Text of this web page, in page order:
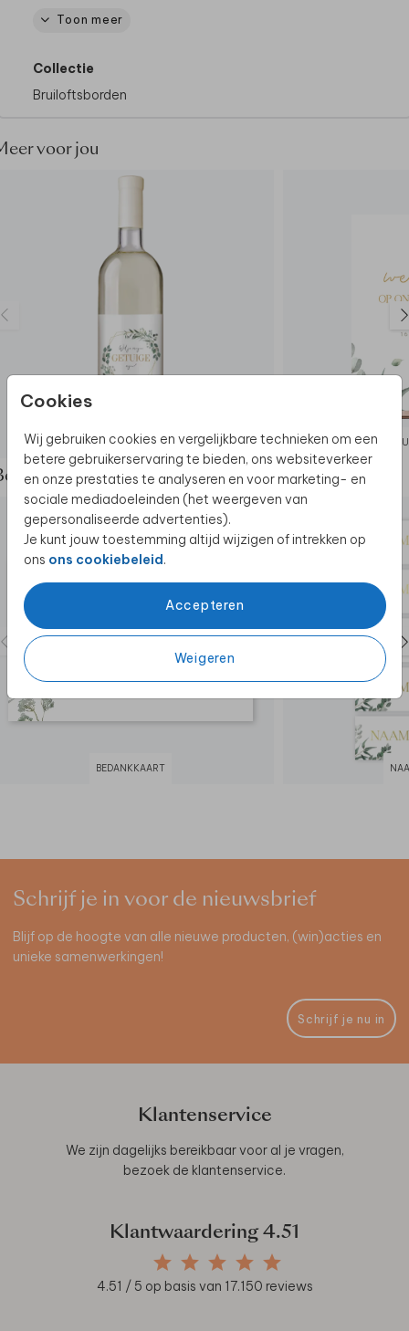
Cookies
Wij gebruiken cookies en vergelijkbare technieken om een
betere gebruikerservaring te bieden, ons websiteverkeer
en onze prestaties te analyseren en voor marketing- en
sociale mediadoeleinden (het weergeven van
gepersonaliseerde advertenties).
Je kunt jouw toestemming altijd wijzigen of intrekken op
ons ons cookiebeleid.
Accepteren
Weigeren
Productspecificaties
Formaten:
Let op:het bord is exclusief schildersezel
De hele collectie bekijken? Je vindt
bruiloftsbordenhier.
bruiloftsborden.
Dit bruiloftsbord maakt deel uit van
Toon meer
Collectie
Bruiloftsborden
voor jou
WIJNETIKET
de complete set
BEDANKKAART
Schrijf je in voor de nieuwsbrief
Blijf op de hoogte van alle nieuwe producten, (win)acties en
unieke samenwerkingen!
Schrijf je nu in
Klantenservice
We zijn dagelijks bereikbaar voor al je vragen,
bezoek de klantenservice.
Klantwaardering 4.51
4.51 / 5 op basis van 17.150 reviews